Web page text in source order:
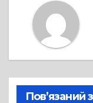
Пов’язаний